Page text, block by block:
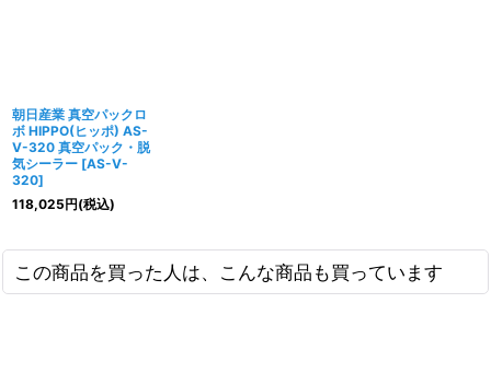
朝日産業 真空パックロ
ボ HIPPO(ヒッポ) AS-
V-320 真空パック・脱
気シーラー [AS-V-
320]
118,025円(税込)
この商品を買った人は、こんな商品も買っています